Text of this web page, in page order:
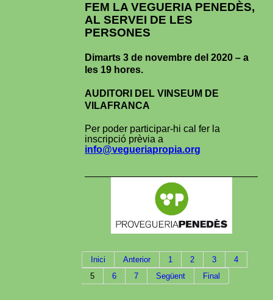
FEM LA VEGUERIA PENEDÈS,
AL SERVEI DE LES
PERSONES
Dimarts 3 de novembre del 2020 – a
les 19 hores.
AUDITORI DEL VINSEUM DE
VILAFRANCA
Per poder participar-hi cal fer la
inscripció prèvia a
info@vegueriapropia.org
Inici Anterior 1 2 3
4
5
6 7 Següent Final